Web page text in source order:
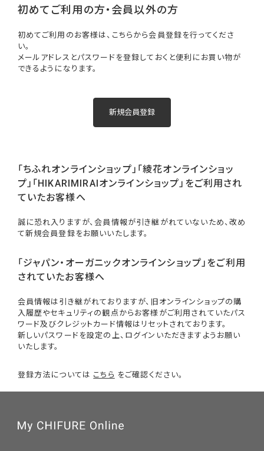
初めてご利用の方・会員以外の方
初めてご利用のお客様は、こちらから会員登録を行ってくださ
い。
メールアドレスとパスワードを登録しておくと便利にお買い物が
できるようになります。
「ちふれオンラインショップ」「綾花オンラインショッ
プ」「HIKARIMIRAIオンラインショップ」をご利用され
ていたお客様へ
誠に恐れ入りますが、会員情報が引き継がれていないため、改め
て新規会員登録をお願いいたします。
「ジャパン・オーガニックオンラインショップ」をご利用
されていたお客様へ
会員情報は引き継がれておりますが、旧オンラインショップの購
入履歴やセキュリティの観点からお客様がご利用されていたパス
ワード及びクレジットカード情報はリセットされております。
新しいパスワードを設定の上、ログインいただきますようお願い
いたします。
登録方法については こちら をご確認ください。